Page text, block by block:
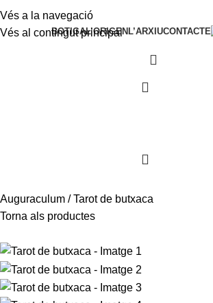
Vés a la navegació
Vés al contingut principal
BOTIGAL’ORIGEN L’ARXIUCONTACTE
Auguraculum
Tarot de butxaca
Torna als productes